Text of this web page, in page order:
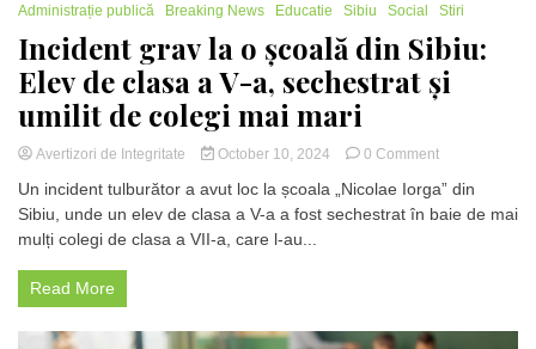
Administrație publică Breaking News Educatie Sibiu Social Stiri
Incident grav la o școală din Sibiu:
Elev de clasa a V-a, sechestrat și
umilit de colegi mai mari
Avertizori de Integritate October 10, 2024 0 Commenton
grav
la
Un incident tulburător a avut loc la școala „Nicolae Iorga” din
Sibiu, unde un elev de clasa a V-a a fost sechestrat în baie de mai
mulți colegi de clasa a VII-a, care l-au...
Read More